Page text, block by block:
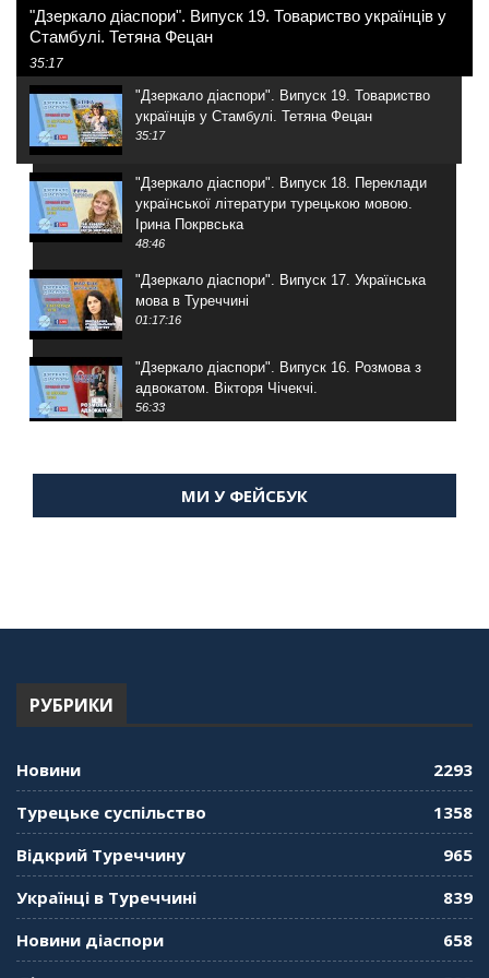
"Дзеркало діаспори". Випуск 19. Товариство українців у
Стамбулі. Тетяна Фецан
35:17
"Дзеркало діаспори". Випуск 19. Товариство
українців у Стамбулі. Тетяна Фецан
35:17
"Дзеркало діаспори". Випуск 18. Переклади
української літератури турецькою мовою.
Ірина Покрвська
48:46
"Дзеркало діаспори". Випуск 17. Українська
мова в Туреччині
01:17:16
"Дзеркало діаспори". Випуск 16. Розмова з
адвокатом. Вікторя Чічекчі.
56:33
Мухарський про життя в Туреччині
"Дзеркало діаспори". Випуск 13. МУШ в
"Дзеркало діаспори". Випуск 11. Олександр
"Дзеркало діаспори". Випуск 10. Тонкощі та
МИ У ФЕЙСБУК
РУБРИКИ
Новини
2293
Турецьке суспільство
1358
Відкрий Туреччину
965
Українці в Туреччині
839
Новини діаспори
658